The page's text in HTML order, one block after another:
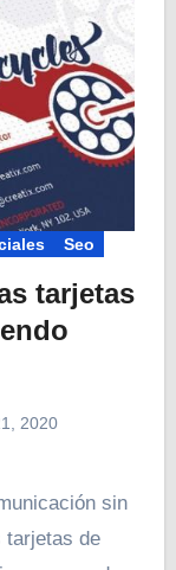
Seo
tarjetas
2020
tarjetas de